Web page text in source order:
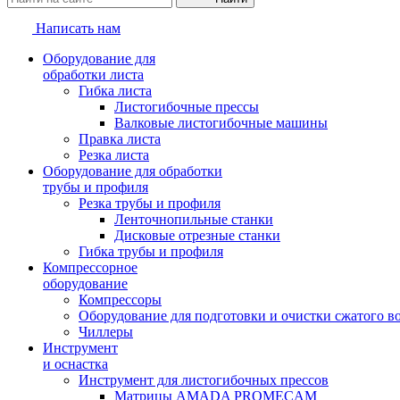
Написать нам
Оборудование для
обработки листа
Гибка листа
Листогибочные прессы
Валковые листогибочные машины
Правка листа
Резка листа
Оборудование для обработки
трубы и профиля
Резка трубы и профиля
Ленточнопильные станки
Дисковые отрезные станки
Гибка трубы и профиля
Компрессорное
оборудование
Компрессоры
Оборудование для подготовки и очистки сжатого
Чиллеры
Инструмент
и оснастка
Инструмент для листогибочных прессов
Матрицы AMADA PROMECAM